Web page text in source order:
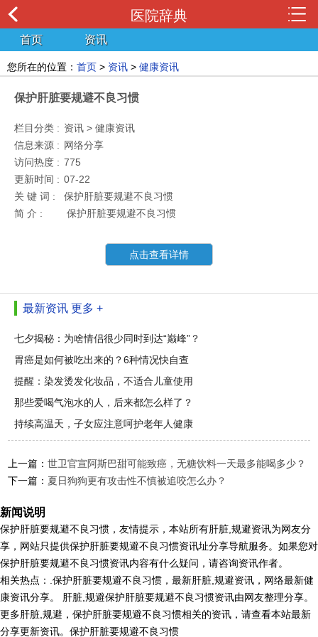
医院辞典
首页 资讯
您所在的位置： 首页 > 资讯 > 健康资讯
保护肝脏要规避不良习惯
栏目分类 : 资讯 > 健康资讯
信息来源 : 网络分享
访问热度 : 775
更新时间 : 07-22
关 键 词 :
保护肝脏要规避不良习惯
简 介 :
保护肝脏要规避不良习惯
点击查看详情
最新资讯 更多 +
七夕揭秘：为啥情侣很少同时到达“巅峰”？
胃癌是如何被吃出来的？6种情况快自查
提醒：染发烫发化妆品，不适合儿童使用
那些爱喝气泡水的人，后来都怎么样了？
持续高温天，子女应注意呵护老年人健康
上一篇：世卫官宣阿斯巴甜可能致癌，无糖饮料一天最多能喝多少？
下一篇： 夏日狗狗更有攻击性不慎被追咬怎么办？
新闻说明
保护肝脏要规避不良习惯，友情提示，本站所有肝脏,规避资讯为网友分
享，网站只提供保护肝脏要规避不良习惯资讯址分享导航服务。如果您对
保护肝脏要规避不良习惯资讯内容有什么疑问，请咨询资讯作者。
相关热点：.保护肝脏要规避不良习惯，最新肝脏,规避资讯，网络最新健
康资讯分享。 肝脏,规避保护肝脏要规避不良习惯资讯由网友整理分享。
更多肝脏,规避，保护肝脏要规避不良习惯相关的资讯，请查看本站最新
分享更新资讯。保护肝脏要规避不良习惯